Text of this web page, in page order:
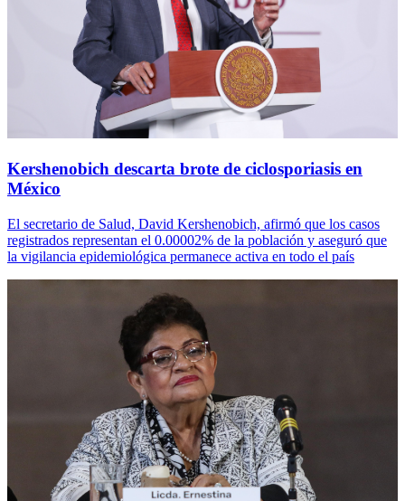
Kershenobich descarta brote de ciclosporiasis en
México
El secretario de Salud, David Kershenobich, afirmó que los casos
registrados representan el 0.00002% de la población y aseguró que
la vigilancia epidemiológica permanece activa en todo el país